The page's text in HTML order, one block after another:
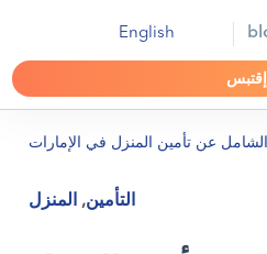
English
إقتبس
الشامل عن تأمين المنزل في الإمارات
التأمين, المنزل